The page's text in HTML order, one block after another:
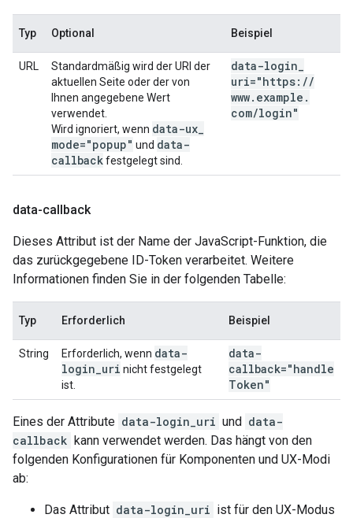
Typ Optional Beispiel
URL
Standardmäßig wird der URI der
aktuellen Seite oder der von
Ihnen angegebene Wert
verwendet.
Wird ignoriert, wenn data-ux
mode="popup" und data-
callbackfestgelegt sind.
data-login
uri="https: //
www. example .
com/login"
data-callback
Dieses Attribut ist der Name der JavaScript-Funktion, die
das zurückgegebene ID-Token verarbeitet. Weitere
Informationen finden Sie in der folgenden Tabelle:
Typ Erforderlich Beispiel
String Erforderlich, wenn data-
login uri nicht festgelegt
ist.
data-
callback="handle
Token"
Eines der Attribute data-login_uri und data-
callback kann verwendet werden. Das hängt von den
folgenden Konfigurationen für Komponenten und UX-Modi
ab:
Das Attribut data-login_uri ist für den UX-Modus